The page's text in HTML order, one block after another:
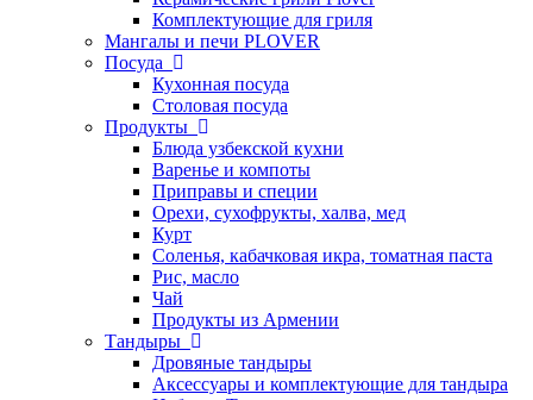
Комплектующие для гриля
Мангалы и печи PLOVER
Посуда
Кухонная посуда
Столовая посуда
Продукты
Блюда узбекской кухни
Варенье и компоты
Приправы и специи
Орехи, сухофрукты, халва, мед
Курт
Соленья, кабачковая икра, томатная паста
Рис, масло
Чай
Продукты из Армении
Тандыры
Дровяные тандыры
Аксессуары и комплектующие для тандыра